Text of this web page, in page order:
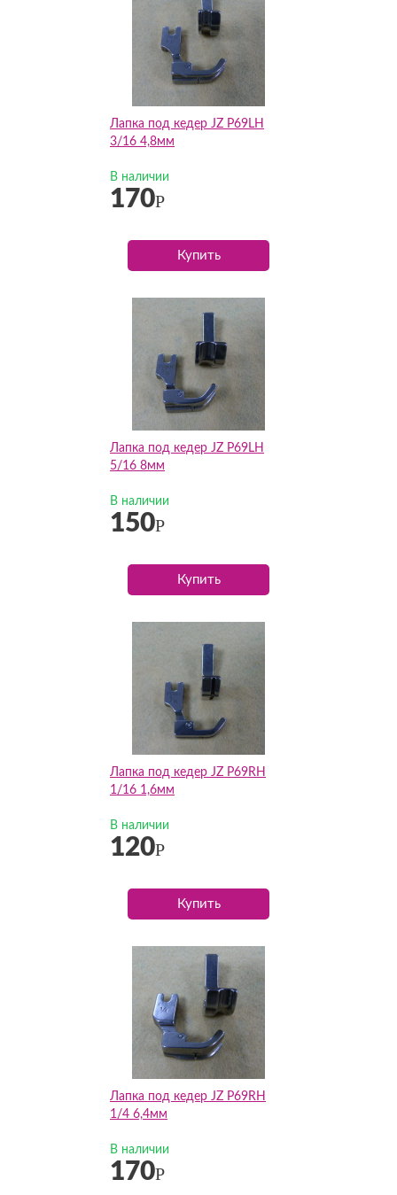
Лапка под кедер JZ P69LH
3/16 4,8мм
В наличии
170Р
Купить
Лапка под кедер JZ P69LH
5/16 8мм
В наличии
150Р
Купить
Лапка под кедер JZ P69RH
1/16 1,6мм
В наличии
120Р
Купить
Лапка под кедер JZ P69RH
1/4 6,4мм
В наличии
170Р